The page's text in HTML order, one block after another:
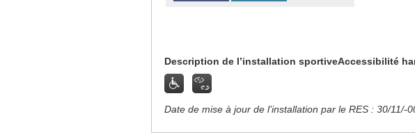
Description de l’installation sportiveAccessibilité
Date de mise à jour de l’installation par le RES : 30/11/-